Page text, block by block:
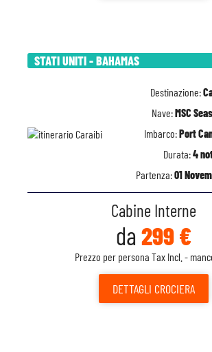
STATI UNITI - BAHAMAS
Destinazione:
Nave:MSC
Imbarco:Port
Durata:4
Partenza:01
Cabine Interne
da 299 €
Prezzo per persona Tax Incl. -
DETTAGLI CROCIERA